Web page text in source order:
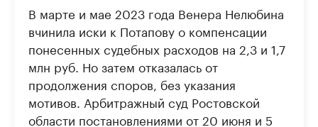
В марте и мае 2023 года Венера Нелюбина
вчинила иски к Потапову о компенсации
понесенных судебных расходов на 2,3 и 1,7
млн руб. Но затем отказалась от
продолжения споров, без указания
мотивов. Арбитражный суд Ростовской
области постановлениями от 20 июня и 5